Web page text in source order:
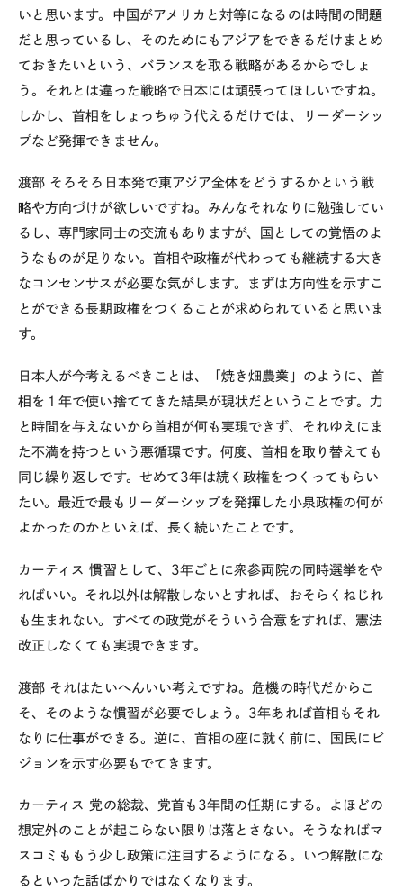
いと思います。中国がアメリカと対等になるのは時間の問題
だと思っているし、そのためにもアジアをできるだけまとめ
ておきたいという、バランスを取る戦略があるからでしょ
う。それとは違った戦略で日本には頑張ってほしいですね。
しかし、首相をしょっちゅう代えるだけでは、リーダーシッ
プなど発揮できません。
渡部 そろそろ日本発で東アジア全体をどうするかという戦
略や方向づけが欲しいですね。みんなそれなりに勉強してい
るし、専門家同士の交流もありますが、国としての覚悟のよ
うなものが足りない。首相や政権が代わっても継続する大き
なコンセンサスが必要な気がします。まずは方向性を示すこ
とができる長期政権をつくることが求められていると思いま
す。
日本人が今考えるべきことは、「焼き畑農業」のように、首
相を１年で使い捨ててきた結果が現状だということです。力
と時間を与えないから首相が何も実現できず、それゆえにま
た不満を持つという悪循環です。何度、首相を取り替えても
同じ繰り返しです。せめて3年は続く政権をつくってもらい
たい。最近で最もリーダーシップを発揮した小泉政権の何が
よかったのかといえば、長く続いたことです。
カーティス慣習として、3年ごとに衆参両院の同時選挙をや
ればいい。それ以外は解散しないとすれば、おそらくねじれ
も生まれない。すべての政党がそういう合意をすれば、憲法
改正しなくても実現できます。
渡部 それはたいへんいい考えですね。危機の時代だからこ
そ、そのような慣習が必要でしょう。3年あれば首相もそれ
なりに仕事ができる。逆に、首相の座に就く前に、国民にビ
ジョンを示す必要もでてきます。
カーティス 党の総裁、党首も3年間の任期にする。よほどの
想定外のことが起こらない限りは落とさない。そうなればマ
スコミももう少し政策に注目するようになる。いつ解散にな
るといった話ばかりではなくなります。